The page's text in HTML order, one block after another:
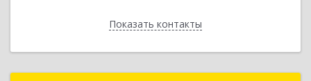
Показать контакты
Назад